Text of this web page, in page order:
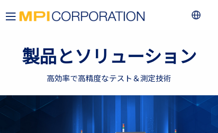
製品とソリューション
高効率で高精度なテスト＆測定技術